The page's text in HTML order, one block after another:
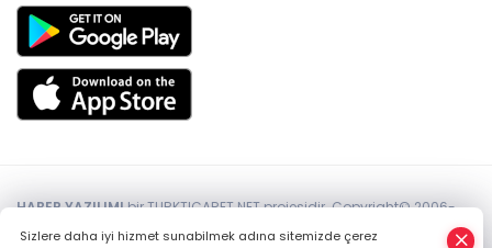
HABER YAZILIMIbir TURKTICARET.NET projesidir. Copyright© 2006-
Sizlere daha iyi hizmet sunabilmek adına sitemizde çerez